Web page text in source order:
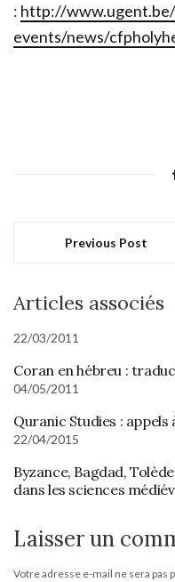
: http://
events/news/
Previous Post
Articles associés
22/03/2011
Coran en hébreu :
04/05/2011
Quranic Studies :
22/04/2015
Byzance, Bagdad,
dans les sciences
Laisser un
Votre adresse e-mail ne sera pas